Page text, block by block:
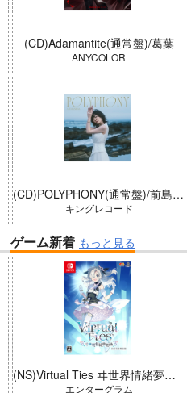
(CD)Adamantite(通常盤)/葛葉
ANYCOLOR
(CD)POLYPHONY(通常盤)/前島亜美
キングレコード
ゲーム新着 もっと見る
(NS)Virtual Ties ヰ世界情緒夢想曲 完全生産限定版
エンターグラム